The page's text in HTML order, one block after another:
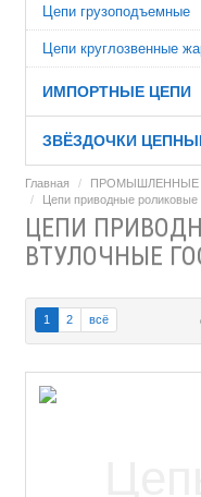
Цепи грузоподъемные
Цепи круглозвенные
ИМПОРТНЫЕ ЦЕПИ
ЗВЁЗДОЧКИ
Главная
ПРОМЫШЛЕННЫЕ
Цепи приводные
ЦЕПИ
ВТУЛОЧНЫЕ
1 2 всё